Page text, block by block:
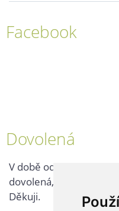
Facebook
Dovolená
V době od 25. 7. - 2. 8.
dovolená, kontaktujte
Děkuji.